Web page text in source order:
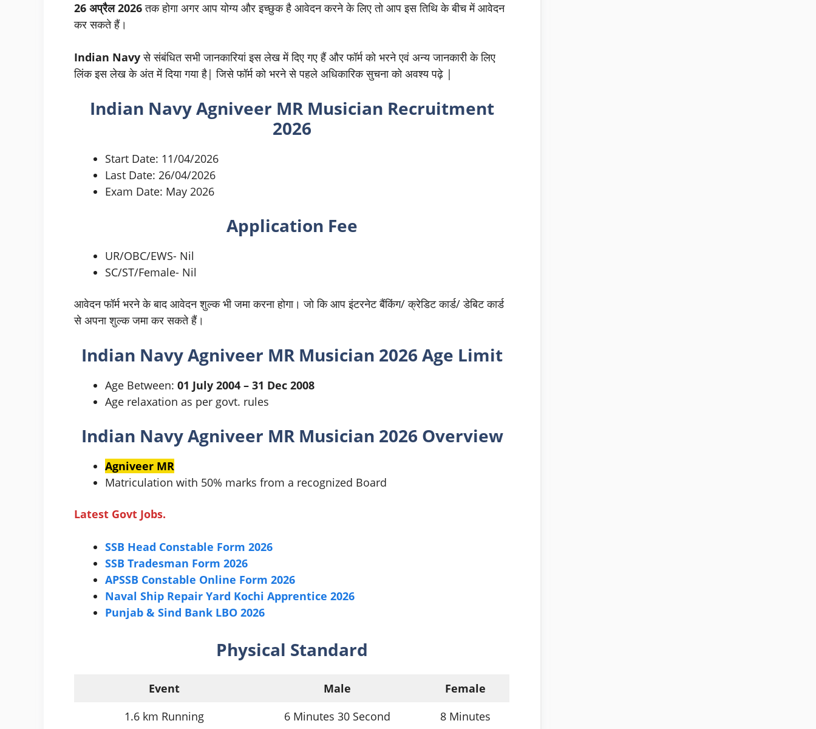
26 अप्रैल 2026तक होगा अगर आप योग्य और इच्छुक है आवेदन करने के लिए तो आप इस तिथि के बीच में आवेदन
कर सकते हैं।
Indian Navy से संबंधित सभी जानकारियां इस लेख में दिए गए हैं और फॉर्म को भरने एवं अन्य जानकारी के लिए
लिंक इस लेख के अंत में दिया गया है| जिसे फॉर्म को भरने से पहले अधिकारिक सुचना को अवश्य पढ़े |
Indian Navy Agniveer MR Musician Recruitment
2026
Start Date: 11/04/2026
Last Date: 26/04/2026
Exam Date: May 2026
Application Fee
UR/OBC/EWS- Nil
SC/ST/Female- Nil
आवेदन फॉर्म भरने के बाद आवेदन शुल्क भी जमा करना होगा। जो कि आप इंटरनेट बैंकिंग/ क्रेडिट कार्ड/ डेबिट कार्ड
से अपना शुल्क जमा कर सकते हैं।
Indian NavyAgniveer MR Musician 2026 Age Limit
Age Between: 01 July 2004 – 31 Dec 2008
Age relaxation as per govt. rules
Indian Navy Agniveer MR Musician 2026 Overview
Agniveer MR
Matriculation with 50% marks from a recognized Board
Latest Govt Jobs.
SSB Head Constable Form 2026
SSB Tradesman Form 2026
APSSB Constable Online Form 2026
Naval Ship Repair Yard Kochi Apprentice 2026
Punjab & Sind Bank LBO 2026
Physical Standard
Event Male
Female
1.6 km Running
6 Minutes 30 Second
8 Minutes